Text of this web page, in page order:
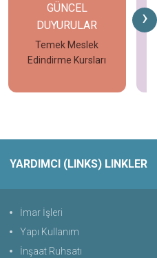
›
GÜNCEL
DUYURULAR
Temek Meslek
Edindirme Kursları
YARDIMCI (LINKS) LINKLER
İmar İşleri
Yapı Kullanım
İnşaat Ruhsatı